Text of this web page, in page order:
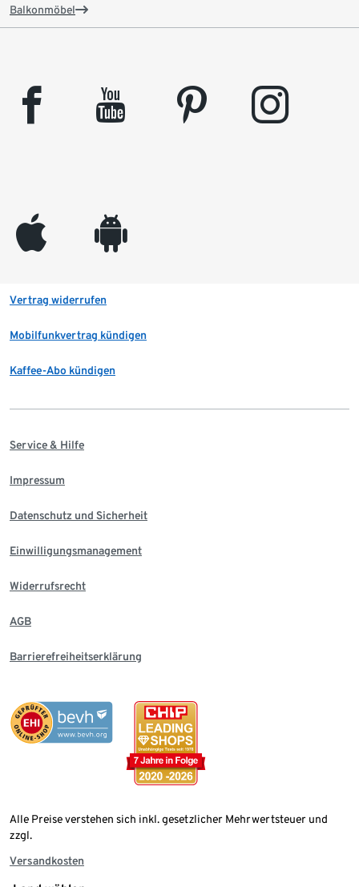
Balkonmöbel
facebook youtube pinterest instagram
appleinc android
Vertrag widerrufen
Mobilfunkvertrag kündigen
Kaffee-Abo kündigen
Service & Hilfe
Impressum
Datenschutz und Sicherheit
Einwilligungsmanagement
Widerrufsrecht
AGB
Barrierefreiheitserklärung
Alle Preise verstehen sich inkl. gesetzlicher Mehrwertsteuer und
zzgl.
Versandkosten